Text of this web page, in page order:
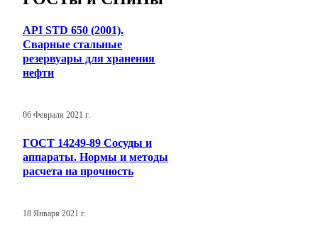
API STD 650 (2001).
Сварные стальные
резервуары для хранения
нефти
06 Февраля 2021 г.
ГОСТ 14249-89 Сосуды и
аппараты. Нормы и методы
расчета на прочность
18 Января 2021 г.